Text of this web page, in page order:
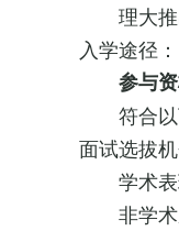
理大
入学途径：
参与资
符合
面试选拔机
学术
非学